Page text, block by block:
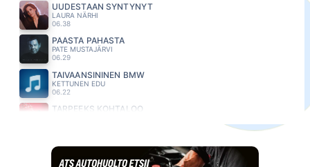
UUDESTAAN SYNTYNYT
LAURA NÄRHI
06.38
PÄÄSTÄ PAHASTA
PATE MUSTAJÄRVI
06.29
TAIVAANSININEN BMW
KETTUNEN EDU
06.22
TARPEEKS KOHTALOO
CIAN DUCROT
06.12